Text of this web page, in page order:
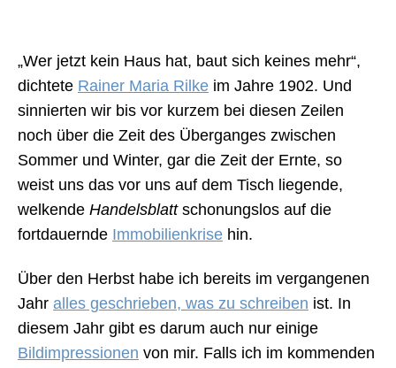
„Wer jetzt kein Haus hat, baut sich keines mehr“,
dichtete Rainer Maria Rilke im Jahre 1902. Und
sinnierten wir bis vor kurzem bei diesen Zeilen
noch über die Zeit des Überganges zwischen
Sommer und Winter, gar die Zeit der Ernte, so
weist uns das vor uns auf dem Tisch liegende,
welkende Handelsblattschonungslos auf die
fortdauernde Immobilienkrise hin.
Über den Herbst habe ich bereits im vergangenen
Jahr alles geschrieben, was zu schreiben ist. In
diesem Jahr gibt es darum auch nur einige
Bildimpressionen von mir. Falls ich im kommenden